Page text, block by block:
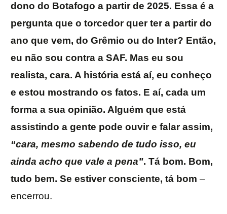
dono do Botafogo a partir de 2025. Essa é a
pergunta que o torcedor quer ter a partir do
ano que vem, do Grêmio ou do Inter? Então,
eu não sou contra a SAF. Mas eu sou
realista, cara. A história está aí, eu conheço
e estou mostrando os fatos. E aí, cada um
forma a sua opinião. Alguém que está
assistindo a gente pode ouvir e falar assim,
“cara, mesmo sabendo de tudo isso, eu
ainda acho que vale a pena”. Tá bom. Bom,
tudo bem. Se estiver consciente, tá bom –
encerrou.